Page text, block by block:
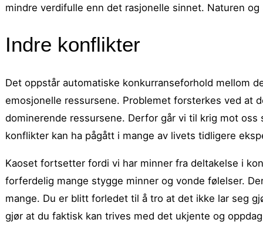
mindre verdifulle enn det rasjonelle sinnet. Naturen
Indre konflikter
Det oppstår automatiske konkurranseforhold mellom
emosjonelle ressursene. Problemet forsterkes ved at
dominerende ressursene. Derfor går vi til krig mot
konflikter kan ha pågått i mange av livets tidligere
Kaoset fortsetter fordi vi har minner fra deltakelse i
forferdelig mange stygge minner og vonde følelser.
mange. Du er blitt forledet til å tro at det ikke lar seg
gjør at du faktisk kan trives med det ukjente og